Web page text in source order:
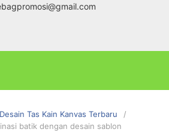
Tas Kain Kanvas Terbaru
batik dengan desain sablon